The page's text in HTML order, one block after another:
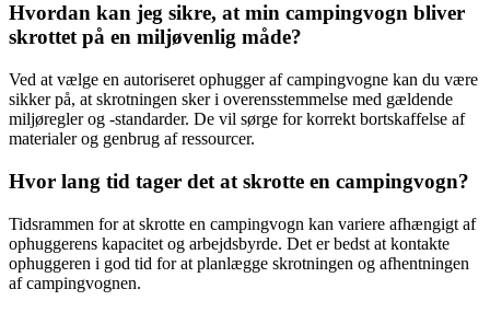
Hvordan kan jeg sikre, at min campingvogn bliver
skrottet på en miljøvenlig måde?
Ved at vælge en autoriseret ophugger af campingvogne kan du være
sikker på, at skrotningen sker i overensstemmelse med gældende
miljøregler og -standarder. De vil sørge for korrekt bortskaffelse af
materialer og genbrug af ressourcer.
Hvor lang tid tager det at skrotte en campingvogn?
Tidsrammen for at skrotte en campingvogn kan variere afhængigt af
ophuggerens kapacitet og arbejdsbyrde. Det er bedst at kontakte
ophuggeren i god tid for at planlægge skrotningen og afhentningen
af campingvognen.